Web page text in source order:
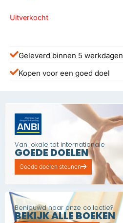
Uitverkocht
Geleverd binnen 5 werkdagen
Kopen voor een goed doel
Van lokale tot internationale
GOEDE DOELEN
Goede doelen steunen
Benieuwd naar onze collectie?
BEKIJK ALLE BOEKEN